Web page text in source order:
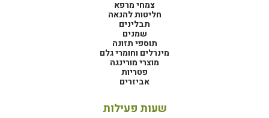
צמחי מרפא
חליטות להנאה
תבלינים
שמנים
תוספי תזונה
מינרלים וחומרי גלם
מוצרי מורינגה
פטריות
אביזרים
שעות פעילות